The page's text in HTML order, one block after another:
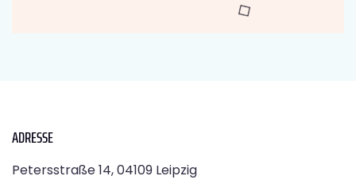
ADRESSE
Petersstraße 14, 04109 Leipzig